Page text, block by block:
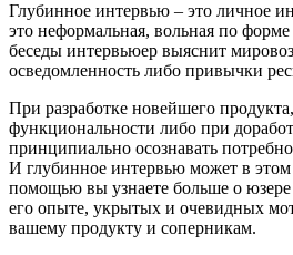
Глубинное интервью – это личное
это неформальная, вольная по
беседы интервьюер выяснит
осведомленность либо привычки
При разработке новейшего
функциональности либо при
принципиально осознавать
И глубинное интервью может в этом
помощью вы узнаете больше о юзере
его опыте, укрытых и очевидных
вашему продукту и соперникам.